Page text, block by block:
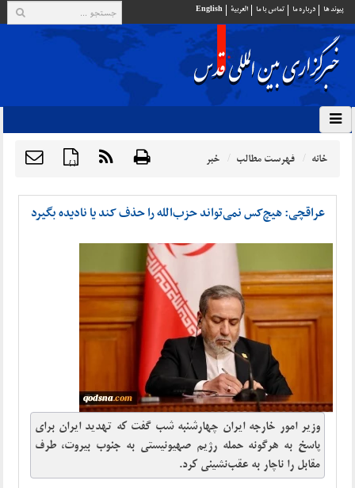
پيوند ها درباره ما تماس با ما العربية English
{ } خانه فهرست مطالب خبر
عراقچی: هیچ‌کس نمی‌تواند حزب‌الله را حذف کند یا نادیده بگیرد
وزیر امور خارجه ایران چهارشنبه شب گفت که تهدید ایران برای
پاسخ به هرگونه حمله رژیم صهیونیستی به جنوب بیروت، طرف
مقابل را ناچار به عقب‌نشینی کرد.